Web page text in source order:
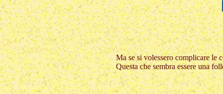
Ma se si volessero complicare le
Questa che sembra essere una